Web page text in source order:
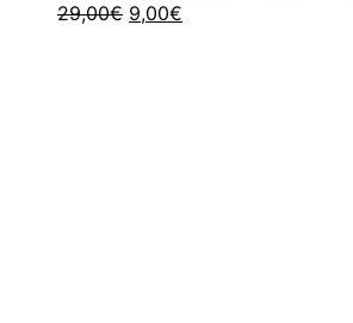
29,00€ Ursprünglicher
9,00€